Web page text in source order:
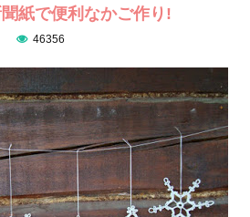
紙で便利なかご作り!
46356